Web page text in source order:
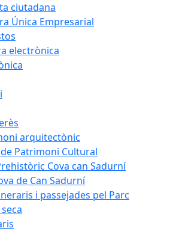
ciutadana
Única Empresarial
electrònica
arquitectònic
Patrimoni Cultural
Cova can Sadurní
de Can Sadurní
i passejades pel Parc